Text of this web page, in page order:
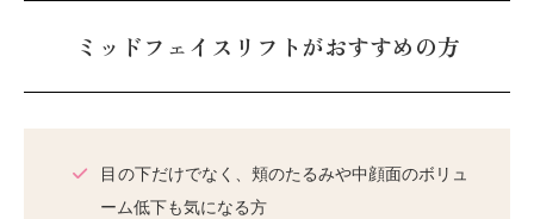
ミッドフェイスリフトがおすすめの方
目の下だけでなく、頬のたるみや中顔面のボリュ
ーム低下も気になる方